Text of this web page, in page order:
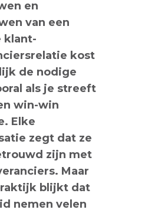
en
van een
klant-
kost
de nodige
als je streeft
win-win
Elke
zegt dat ze
zijn met
Maar
blijkt dat
nemen velen